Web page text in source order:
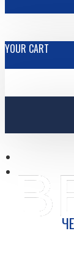
YOUR CART